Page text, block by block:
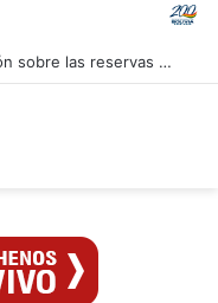
Inaugurado en Cuba XXIV Encuentro Internacional de Partidos Comunistas y Obreros